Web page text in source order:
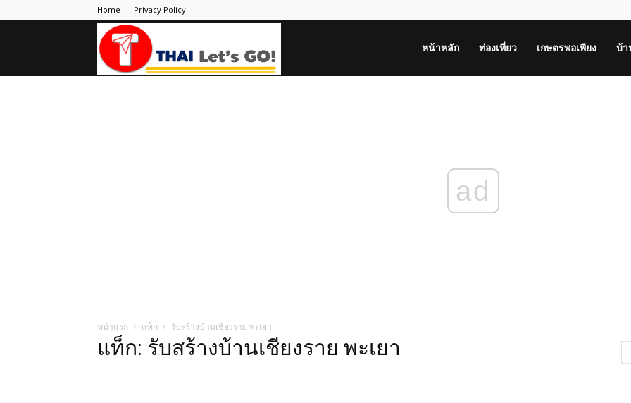
Home Privacy Policy
หน้าหลัก ท่องเที่ยว เกษตรพอเพียง บ้
ad
หน้าแรก แท็ก รับสร้างบ้านเชียงราย พะเยา
แท็ก: รับสร้างบ้านเชียงราย พะเยา